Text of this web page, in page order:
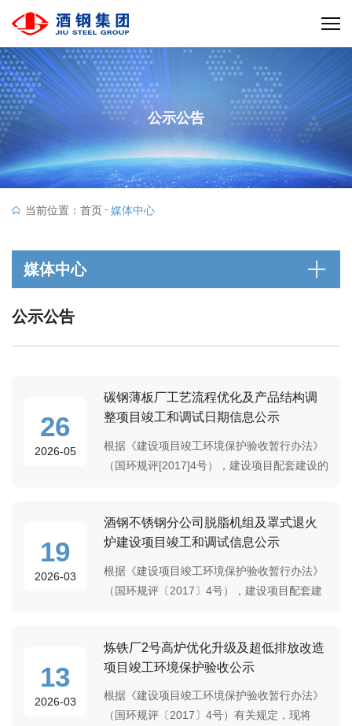
公示公告
当前位置： 首页 媒体中心
媒体中心
公示公告
26
2026-05
碳钢薄板厂工艺流程优化及产品结构调
整项目竣工和调试日期信息公示
根据《建设项目竣工环境保护验收暂行办法》
（国环规评[2017]4号），建设项目配套建设的
开调试的起止日期。因此，我单位对“碳钢薄
19
2026-03
酒钢不锈钢分公司脱脂机组及罩式退火
炉建设项目竣工和调试信息公示
根据《建设项目竣工环境保护验收暂行办法》
（国环规评〔2017〕4号），建设项目配套建
前，公开调试的起止日期。因此，我单位对已
完
13
2026-03
炼铁厂2号高炉优化升级及超低排放改造
项目竣工环境保护验收公示
根据《建设项目竣工环境保护验收暂行办法》
（国环规评〔2017〕4号）有关规定，现将